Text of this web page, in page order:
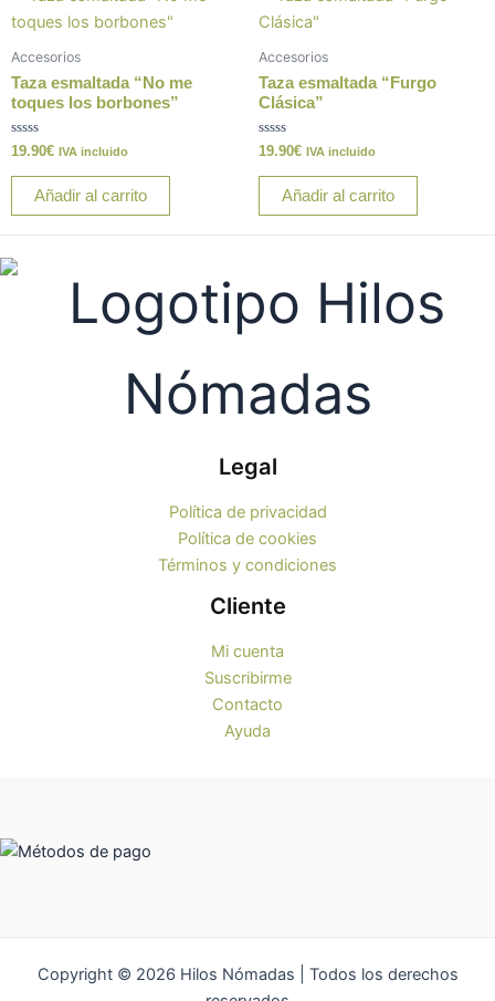
producto
Accesorios
Taza esmaltada “No me
toques los borbones”
Valorado
con
0
19.90€ IVA incluido
Añadir al carrito
Accesorios
Taza esmaltada “Furgo
Clásica”
Valorado
con
0
19.90€ IVA incluido
Añadir al carrito
Legal
Política de privacidad
Política de cookies
Términos y condiciones
Cliente
Mi cuenta
Suscribirme
Contacto
Ayuda
Copyright © 2026 Hilos Nómadas | Todos los derechos